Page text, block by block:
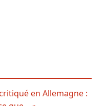
en Allemagne :